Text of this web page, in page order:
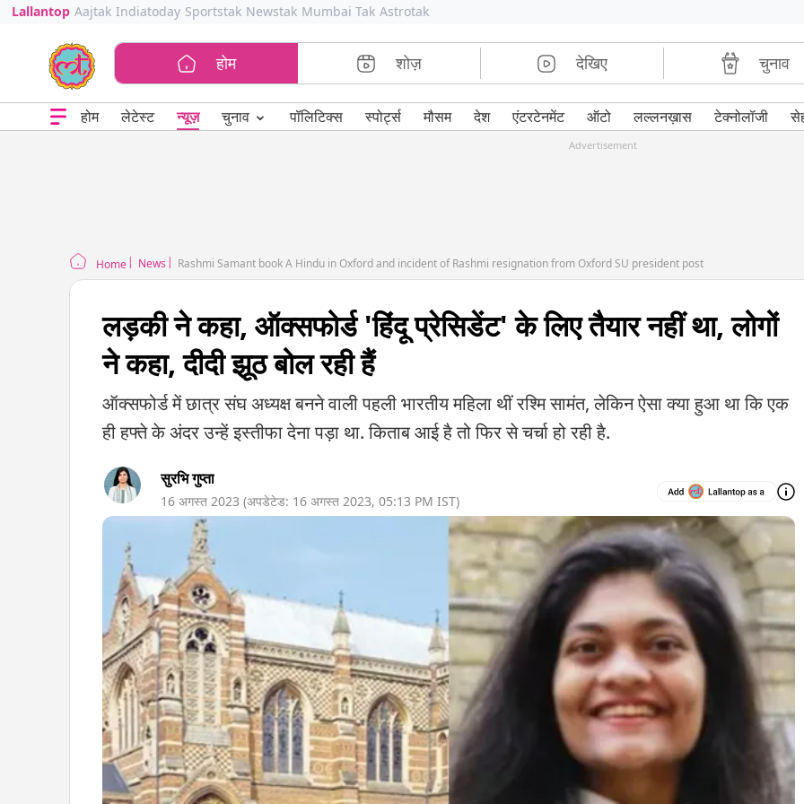
Lallantop Aajtak Indiatoday Sportstak Newstak Mumbai Tak Astrotak
होम शोज़ देखिए चुनाव
होम लेटेस्ट न्यूज़ चुनाव ⌄ पॉलिटिक्स स्पोर्ट्स मौसम देश एंटरटेनमेंट ऑटो लल्लनख़ास टेक्नोलॉजी
Advertisement
Home News Rashmi Samant book A Hindu in Oxford and incident of Rashmi resignation from Oxford SU president post
लड़की ने कहा, ऑक्सफोर्ड 'हिंदू प्रेसिडेंट' के लिए तैयार नहीं था, लोगों
ने कहा, दीदी झूठ बोल रही हैं
ऑक्सफोर्ड में छात्र संघ अध्यक्ष बनने वाली पहली भारतीय महिला थीं रश्मि सामंत, लेकिन ऐसा क्या हुआ था कि एक
ही हफ्ते के अंदर उन्हें इस्तीफा देना पड़ा था. किताब आई है तो फिर से चर्चा हो रही है.
सुरभि गुप्ता
16 अगस्त 2023 (अपडेटेड: 16 अगस्त 2023, 05:13 PM IST)